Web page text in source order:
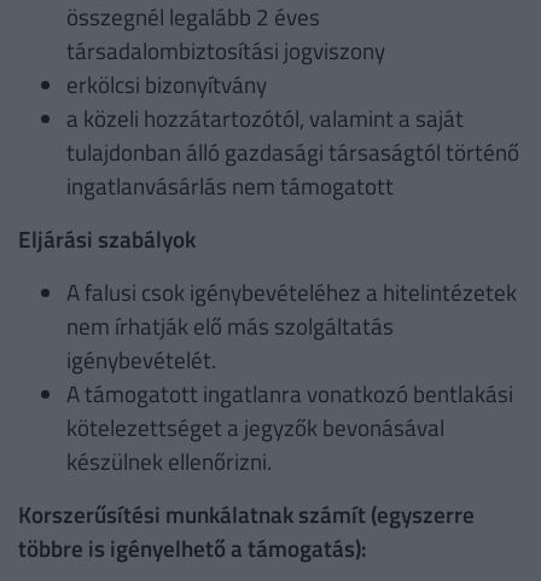
összegnél legalább 2 éves
társadalombiztosítási jogviszony
erkölcsi bizonyítvány
a közeli hozzátartozótól, valamint a saját
tulajdonban álló gazdasági társaságtól történő
ingatlanvásárlás nem támogatott
Eljárási szabályok
A falusi csok igénybevételéhez a hitelintézetek
nem írhatják elő más szolgáltatás
igénybevételét.
A támogatott ingatlanra vonatkozó bentlakási
kötelezettséget a jegyzők bevonásával
készülnek ellenőrizni.
Korszerűsítési munkálatnak számít (egyszerre
többre is igényelhető a támogatás):